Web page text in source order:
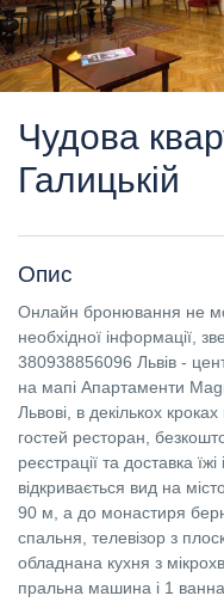
Чудова
Галицькій
Опис
Онлайн бронювання не
необхідної інформації,
380938856096 Львів -
на мапі Апартаменти
Львові, в декількох
гостей ресторан,
реєстрації та доставка
відкривається вид на
90 м, а до монастиря
спальня, телевізор з
обладнана кухня з
пральна машина і 1